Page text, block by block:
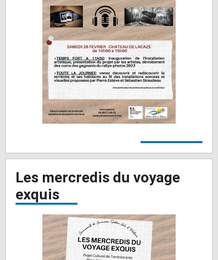
Les mercredis du voyage
exquis